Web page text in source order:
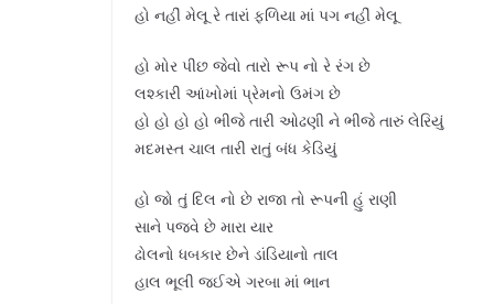
હો નહીં મેલૂ રે તારાં ફળિયા માં પગ નહીં મેલૂ
હો મોર પીછ જેવો તારો રૂપ નો રે રંગ છે
લશ્કારી આંખોમાં પ્રેમનો ઉમંગ છે
હો હો હો હો ભીજે તારી ઓઢણી ને ભીજે તારું લેરિયું
મદમસ્ત ચાલ તારી રાતું બંધ કેડિયું
હો જો તું દિલ નો છે રાજા તો રૂપની હું રાણી
સાને પજવે છે મારા યાર
ઢોલનો ધબકાર છેને ડાંડિયાનો તાલ
હાલ ભૂલી જઈએ ગરબા માં ભાન